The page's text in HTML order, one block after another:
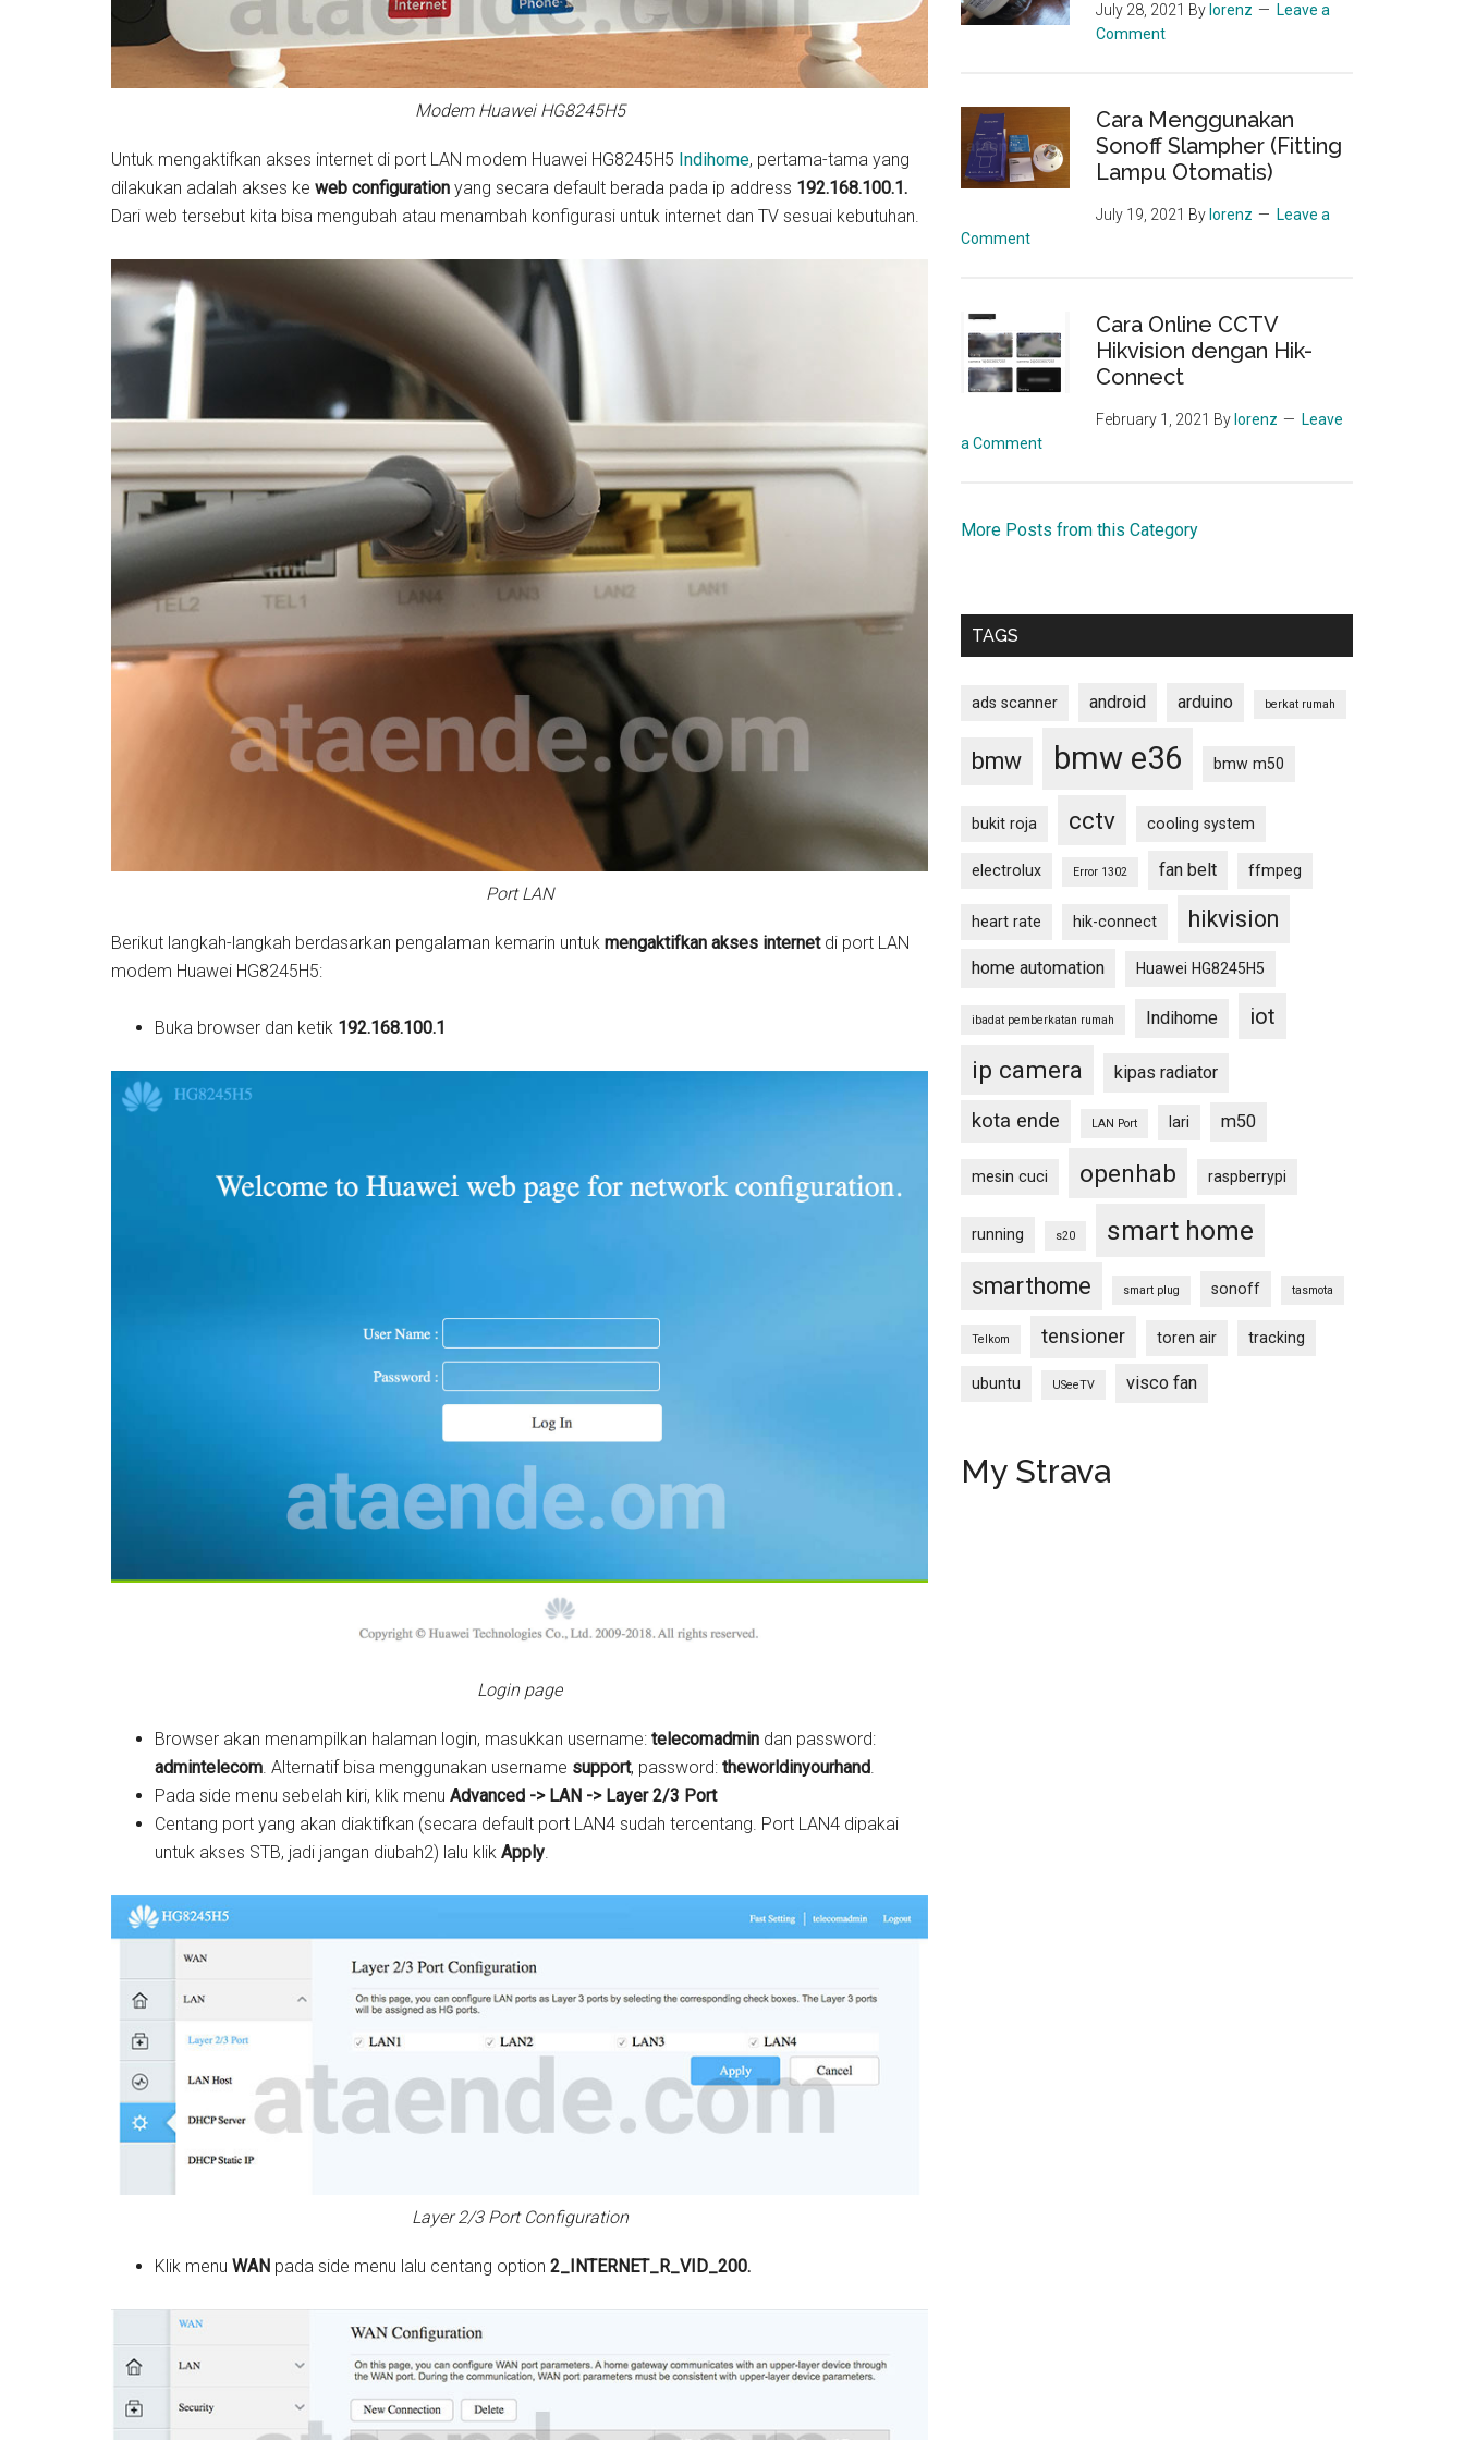
Modem Huawei HG8245H5
Untuk mengaktifkan akses internet di port LAN modem Huawei HG8245H5 Indihome, pertama-tama yang
dilakukan adalah akses ke web configuration yang secara default berada pada ip address 192.168.100.1.
Dari web tersebut kita bisa mengubah atau menambah konfigurasi untuk internet dan TV sesuai kebutuhan.
Port LAN
Berikut langkah-langkah berdasarkan pengalaman kemarin untuk mengaktifkan akses internetdi port LAN
modem Huawei HG8245H5:
Buka browser dan ketik 192.168.100.1
Login page
Browser akan menampilkan halaman login, masukkan username: telecomadmin dan password:
admintelecom. Alternatif bisa menggunakan username support, password: theworldinyourhand.
Pada side menu sebelah kiri, klik menu Advanced -> LAN -> Layer 2/3 Port
Centang port yang akan diaktifkan (secara default port LAN4 sudah tercentang. Port LAN4 dipakai
untuk akses STB, jadi jangan diubah2) lalu klik Apply.
Layer 2/3 Port Configuration
Klik menu WAN pada side menu lalu centang option 2_INTERNET_R_VID_200.
July 28, 2021 By lorenz
Leave a
Comment
Cara Menggunakan
Sonoff Slampher (Fitting
Lampu Otomatis)
July 19, 2021 By lorenz
Leave a
Comment
Cara Online CCTV
Hikvision dengan Hik-
Connect
February 1, 2021 By lorenz
Leave
a Comment
More Posts from this Category
TAGS
ads scanner android arduino berkat rumah
bmw bmw e36 bmw m50
bukit roja cctv cooling system
electrolux Error 1302 fan belt ffmpeg
heart rate hik-connect hikvision
home automation Huawei HG8245H5
ibadat pemberkatan rumah Indihome iot
ip camera kipas radiator
kota ende LAN Port lari m50
mesin cuci openhab raspberrypi
running s20 smart home
smarthome smart plug sonoff tasmota
Telkom tensioner toren air tracking
ubuntu USeeTV visco fan
My Strava